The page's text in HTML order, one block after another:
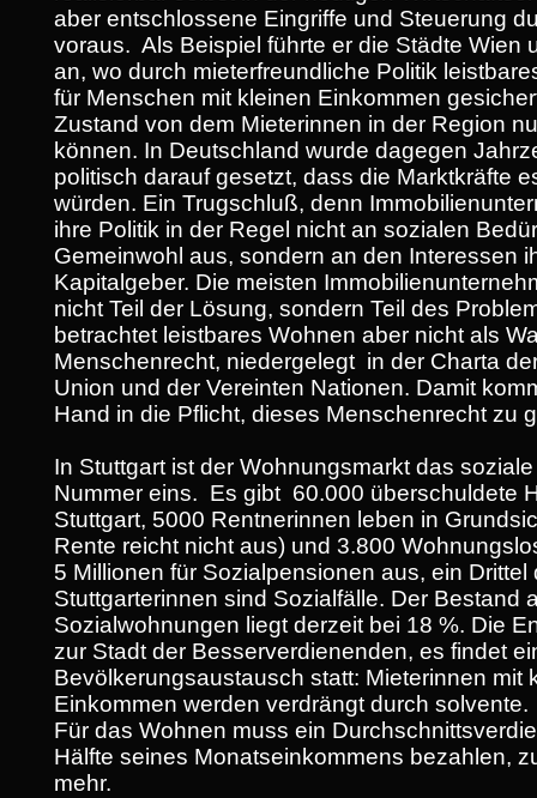
aber entschlossene Eingriffe und Steuerung
voraus. Als Beispiel führte er die Städte Wien
an, wo durch mieterfreundliche Politik
für Menschen mit kleinen Einkommen
Zustand von dem Mieterinnen in der Region
können. In Deutschland wurde dagegen
politisch darauf gesetzt, dass die Marktkräfte
würden. Ein Trugschluß, denn
ihre Politik in der Regel nicht an sozialen
Gemeinwohl aus, sondern an den Interessen
Kapitalgeber. Die meisten
nicht Teil der Lösung, sondern Teil des
betrachtet leistbares Wohnen aber nicht als
Menschenrecht, niedergelegt in der Charta
Union und der Vereinten Nationen. Damit
Hand in die Pflicht, dieses Menschenrecht zu
In Stuttgart ist der Wohnungsmarkt das
Nummer eins. Es gibt 60.000 überschuldete
Stuttgart, 5000 Rentnerinnen leben in
Rente reicht nicht aus) und 3.800
5 Millionen für Sozialpensionen aus, ein Drittel
Stuttgarterinnen sind Sozialfälle. Der Bestand
Sozialwohnungen liegt derzeit bei 18 %. Die
zur Stadt der Besserverdienenden, es findet
Bevölkerungsaustausch statt: Mieterinnen mit
Einkommen werden verdrängt durch solvente.
Für das Wohnen muss ein
Hälfte seines Monatseinkommens bezahlen,
mehr.